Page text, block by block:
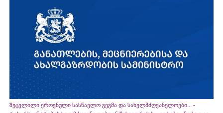
შეცვლილი ეროვნული სასწავლო გეგმა და სახელმძღვანელოები... -